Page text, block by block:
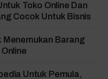
Toko Online Dan
Cocok Untuk Bisnis
Menemukan Barang
Untuk Pemula,